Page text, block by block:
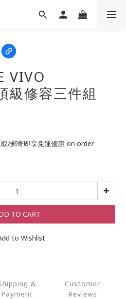
VIVO
級修容三件組
/郵寄即享免運優惠 on order
TO CART
to Wishlist
&
Payment
Customer
Reviews